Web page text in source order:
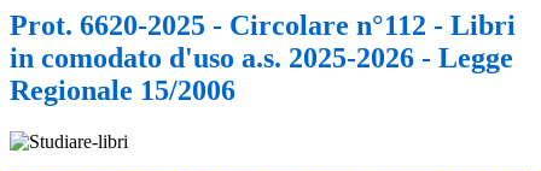
Prot. 6620-2025 - Circolare n°112 - Libri
in comodato d'uso a.s. 2025-2026 - Legge
Regionale 15/2006